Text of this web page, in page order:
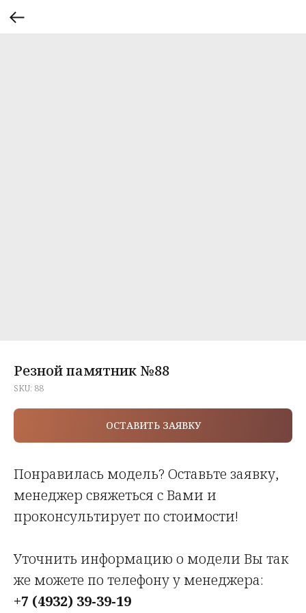
Резной памятник №88
SKU: 88
ОСТАВИТЬ ЗАЯВКУ
Понравилась модель? Оставьте заявку,
менеджер свяжеться с Вами и
проконсультирует по стоимости!
Уточнить информацию о модели Вы так
же можете по телефону у менеджера:
+7 (4932) 39-39-19